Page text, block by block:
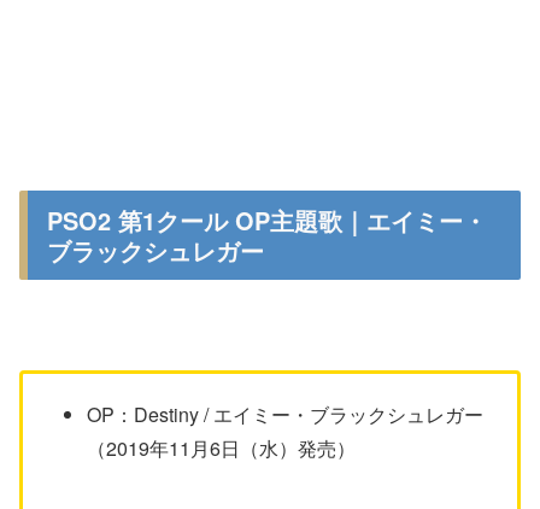
PSO2 第1クール OP主題歌｜エイミー・
ブラックシュレガー
OP：Destiny / エイミー・ブラックシュレガー
（2019年11月6日（水）発売）